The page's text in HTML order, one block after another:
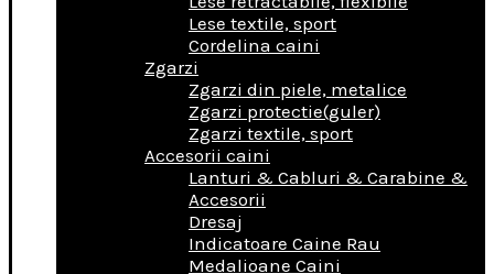
Lese textile, sport
Cordelina caini
Zgarzi
Zgarzi din piele, metalice
Zgarzi protectie(guler)
Zgarzi textile, sport
Accesorii caini
Lanturi & Cabluri & Carabine &
Accesorii
Dresaj
Indicatoare Caine Rau
Medalioane Caini